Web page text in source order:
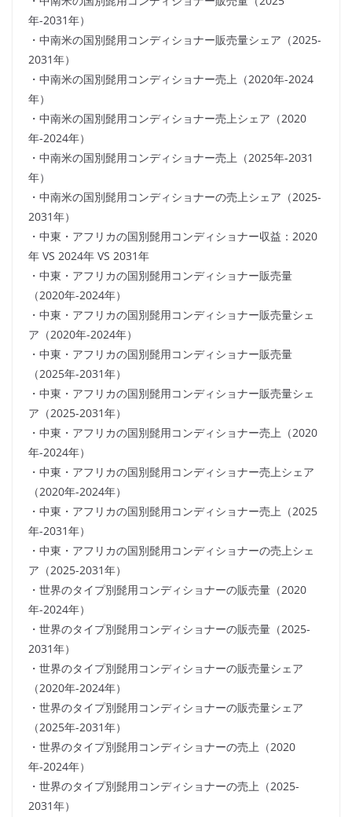
年-2031年）
・中南米の国別髭用コンディショナー販売量シェア（2025-
2031年）
・中南米の国別髭用コンディショナー売上（2020年-2024
年）
・中南米の国別髭用コンディショナー売上シェア（2020
年-2024年）
・中南米の国別髭用コンディショナー売上（2025年-2031
年）
・中南米の国別髭用コンディショナーの売上シェア（2025-
2031年）
・中東・アフリカの国別髭用コンディショナー収益：2020
年 VS 2024年 VS 2031年
・中東・アフリカの国別髭用コンディショナー販売量
（2020年-2024年）
・中東・アフリカの国別髭用コンディショナー販売量シェ
ア（2020年-2024年）
・中東・アフリカの国別髭用コンディショナー販売量
（2025年-2031年）
・中東・アフリカの国別髭用コンディショナー販売量シェ
ア（2025-2031年）
・中東・アフリカの国別髭用コンディショナー売上（2020
年-2024年）
・中東・アフリカの国別髭用コンディショナー売上シェア
（2020年-2024年）
・中東・アフリカの国別髭用コンディショナー売上（2025
年-2031年）
・中東・アフリカの国別髭用コンディショナーの売上シェ
ア（2025-2031年）
・世界のタイプ別髭用コンディショナーの販売量（2020
年-2024年）
・世界のタイプ別髭用コンディショナーの販売量（2025-
2031年）
・世界のタイプ別髭用コンディショナーの販売量シェア
（2020年-2024年）
・世界のタイプ別髭用コンディショナーの販売量シェア
（2025年-2031年）
・世界のタイプ別髭用コンディショナーの売上（2020
年-2024年）
・世界のタイプ別髭用コンディショナーの売上（2025-
2031年）